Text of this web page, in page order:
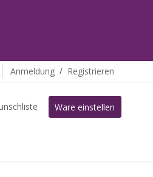
Anmeldung / Registrieren
Ware einstellen